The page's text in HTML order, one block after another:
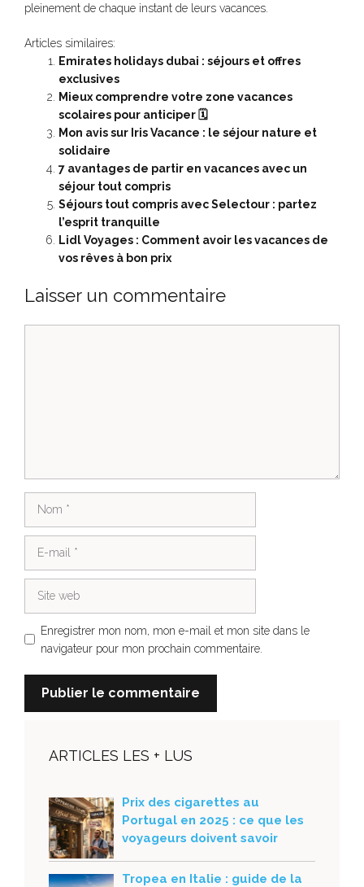
pleinement de chaque instant de leurs vacances.
Articles similaires:
Emirates holidays dubai : séjours et offres
exclusives
Mieux comprendre votre zone vacances
scolaires pour anticiper 🗓️
Mon avis sur Iris Vacance : le séjour nature et
solidaire
7 avantages de partir en vacances avec un
séjour tout compris
Séjours tout compris avec Selectour : partez
l’esprit tranquille
Lidl Voyages : Comment avoir les vacances de
vos rêves à bon prix
Laisser un commentaire
Enregistrer mon nom, mon e-mail et mon site dans le
navigateur pour mon prochain commentaire.
ARTICLES LES + LUS
Prix des cigarettes au
Portugal en 2025 : ce que les
voyageurs doivent savoir
Tropea en Italie : guide de la